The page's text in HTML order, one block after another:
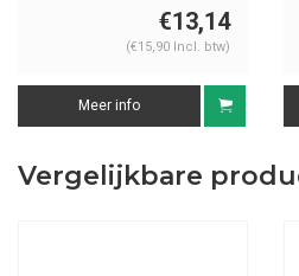
€13,14
(€15,90 Incl. btw)
Meer info
Vergelijkbare